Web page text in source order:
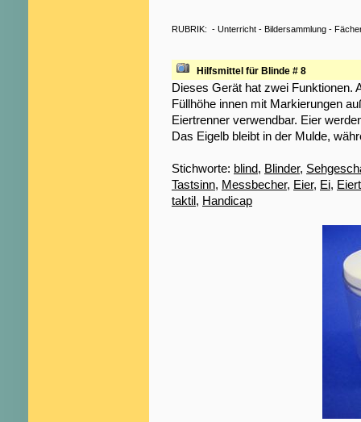
RUBRIK: - Unterricht - Bildersammlung -
Hilfsmittel für Blinde # 8
Dieses Gerät hat zwei Funktionen.
Füllhöhe innen mit Markierungen
Eiertrenner verwendbar. Eier
Das Eigelb bleibt in der Mulde,
Stichworte: blind, Blinder,
Tastsinn, Messbecher, Eier, Ei,
taktil, Handicap